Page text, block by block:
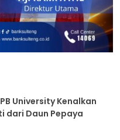
University Kenalkan
dari Daun Pepaya